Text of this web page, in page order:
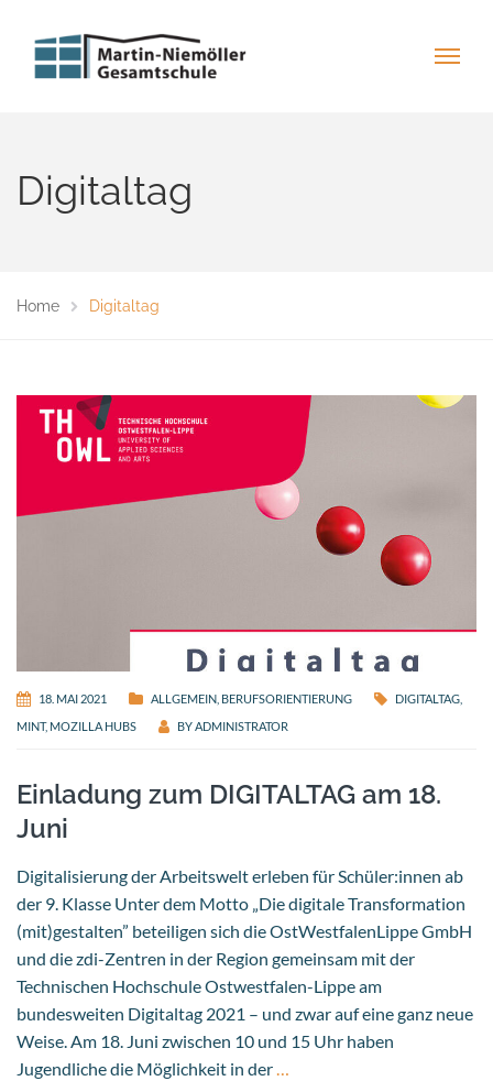
Digitaltag
Home Digitaltag
18. MAI 2021 ALLGEMEIN BERUFSORIENTIERUNG DIGITALTAG
MINT, MOZILLA HUBS BYADMINISTRATOR
Einladung zum DIGITALTAG am 18.
Juni
Digitalisierung der Arbeitswelt erleben für Schüler:innen ab
der 9. Klasse Unter dem Motto „Die digitale Transformation
(mit)gestalten” beteiligen sich die OstWestfalenLippe GmbH
und die zdi-Zentren in der Region gemeinsam mit der
Technischen Hochschule Ostwestfalen-Lippe am
bundesweiten Digitaltag 2021 – und zwar auf eine ganz neue
Weise. Am 18. Juni zwischen 10 und 15 Uhr haben
Jugendliche die Möglichkeit in der…